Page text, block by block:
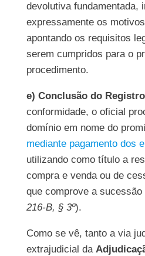
devolutiva fundamentada,
expressamente os
apontando os requisitos
serem cumpridos para o
procedimento.
e) Conclusão do
conformidade, o oficial
domínio em nome do
mediante pagamento dos
utilizando como título a
compra e venda ou de
que comprove a sucessão
216-B, § 3º).
Como se vê, tanto a via
extrajudicial da